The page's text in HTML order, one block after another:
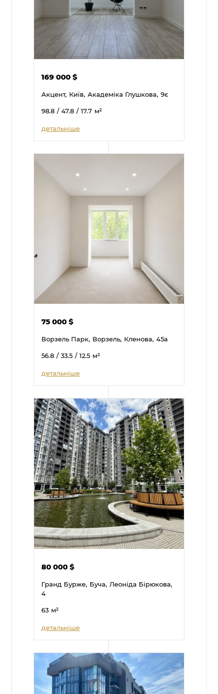
169 000$
Акцент, Київ, Академіка Глушкова, 9є
98.8 / 47.8 / 17.7 м²
детальніше
75 000$
Ворзель Парк, Ворзель, Кленова, 45а
56.8 / 33.5 / 12.5 м²
детальніше
80 000$
Гранд Бурже, Буча, Леоніда Бірюкова,
4
63 м²
детальніше